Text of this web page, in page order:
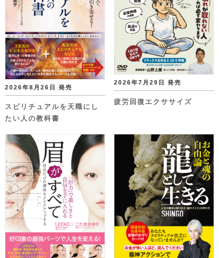
2026年8月26日 発売
スピリチュアルを天職にし
たい人の教科書
2026年7月29日 発売
疲労回復エクササイズ